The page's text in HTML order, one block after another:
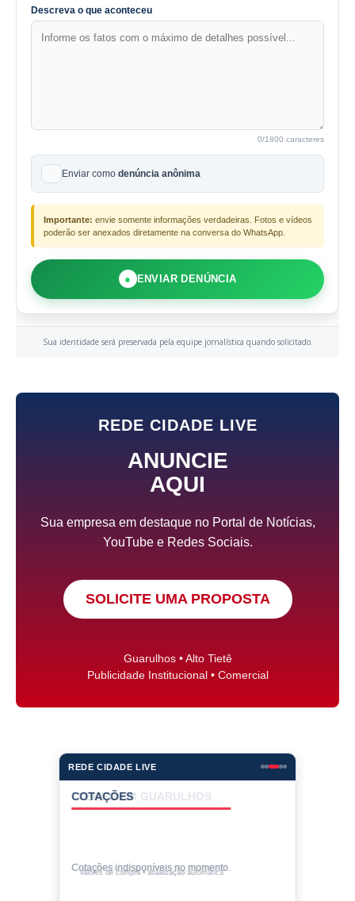
Descreva o que aconteceu
0/1800 caracteres
Enviar como denúncia anônima
Importante: envie somente informações verdadeiras. Fotos e vídeos
poderão ser anexados diretamente na conversa do WhatsApp.
● ENVIAR DENÚNCIA
Sua identidade será preservada pela equipe jornalística quando solicitado.
REDE CIDADE LIVE
ANUNCIE
AQUI
Sua empresa em destaque no Portal de Notícias,
YouTube e Redes Sociais.
SOLICITE UMA PROPOSTA
Guarulhos • Alto Tietê
Publicidade Institucional • Comercial
REDE CIDADE LIVE
COTAÇÕES
Cotações indisponíveis no momento.
Valores de compra • atualização automática